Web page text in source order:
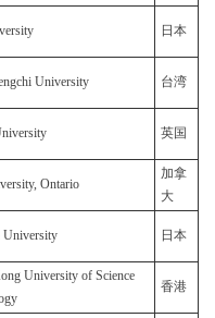
日本
University 台湾
英国
Ontario
加拿
大
University 日本
University of Science
香港